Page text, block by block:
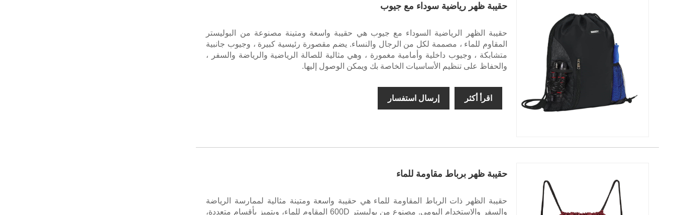
حقيبة ظهر رياضية سوداء مع جيوب
حقيبة الظهر الرياضية السوداء مع جيوب هي حقيبة واسعة ومتينة مصنوعة من البوليستر
المقاوم للماء ، مصممة لكل من الرجال والنساء. يضم مقصورة رئيسية كبيرة ، وجيوب جانبية
متشابكة ، وجيوب داخلية وأمامية مغمورة ، وهي مثالية للصالة الرياضية والرياضة والسفر ،
والحفاظ على تنظيم الأساسيات الخاصة بك ويمكن الوصول إليها.
اقرأ أكثر إرسال استفسار
حقيبة ظهر برباط مقاومة للماء
حقيبة الظهر ذات الرباط المقاومة للماء هي حقيبة واسعة ومتينة مثالية لممارسة الرياضة
والسفر والاستخدام اليومي. مصنوع من بوليستر 600D المقاوم للماء، ويتميز بأقسام متعددة،